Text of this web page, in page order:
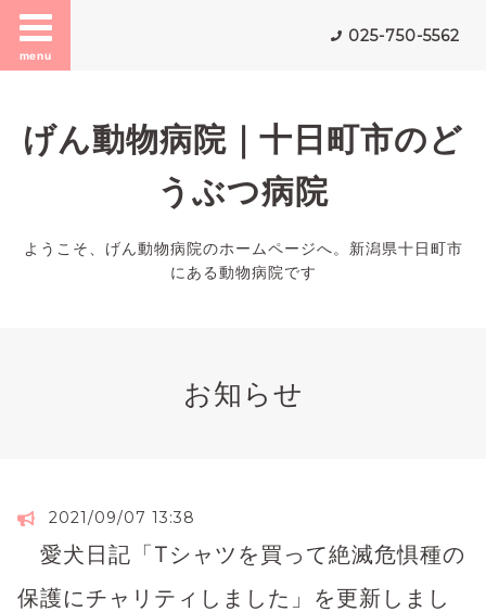
menu
025-750-5562
げん動物病院｜十日町市のど
うぶつ病院
ようこそ、げん動物病院のホームページへ。新潟県十日町市
にある動物病院です
お知らせ
2021/09/07 13:38
愛犬日記「Tシャツを買って絶滅危惧種の
保護にチャリティしました」を更新しまし